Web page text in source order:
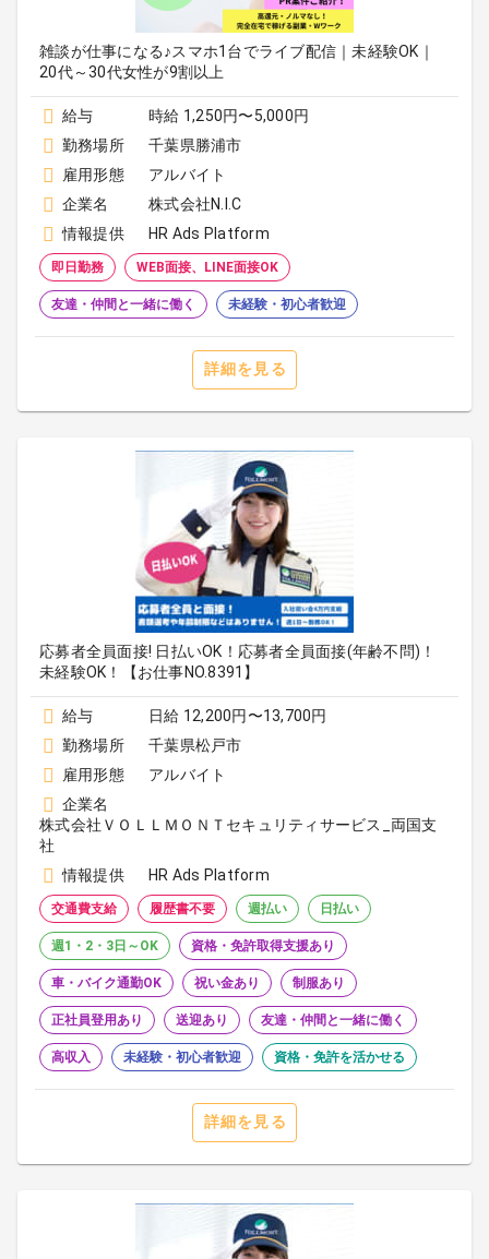
雑談が仕事になる♪スマホ1台でライブ配信｜未経験OK｜
20代～30代女性が9割以上
給与
時給 1,250円〜5,000円
勤務場所
千葉県勝浦市
雇用形態
アルバイト
企業名
株式会社N.I.C
情報提供
HR Ads Platform
即日勤務 WEB面接、LINE面接OK
友達・仲間と一緒に働く 未経験・初心者歓迎
詳細を見る
応募者全員面接! 日払いOK！応募者全員面接(年齢不問)！
未経験OK！【お仕事NO.8391】
給与
日給 12,200円〜13,700円
勤務場所
千葉県松戸市
雇用形態
アルバイト
企業名
株式会社ＶＯＬＬＭＯＮＴセキュリティサービス_両国支
社
情報提供
HR Ads Platform
交通費支給 履歴書不要 週払い 日払い
週1・2・3日～OK 資格・免許取得支援あり
車・バイク通勤OK 祝い金あり 制服あり
正社員登用あり 送迎あり 友達・仲間と一緒に働く
高収入 未経験・初心者歓迎 資格・免許を活かせる
詳細を見る